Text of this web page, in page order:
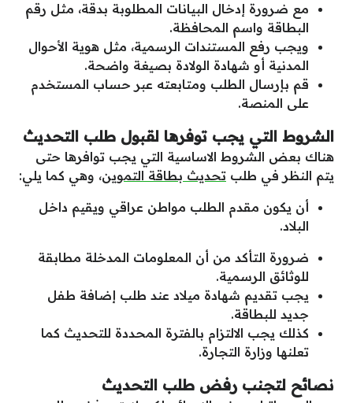
مع ضرورة إدخال البيانات المطلوبة بدقة، مثل رقم
البطاقة واسم المحافظة.
ويجب رفع المستندات الرسمية، مثل هوية الأحوال
المدنية أو شهادة الولادة بصيغة واضحة.
قم بإرسال الطلب ومتابعته عبر حساب المستخدم
على المنصة.
الشروط التي يجب توفرها لقبول طلب التحديث
هناك بعض الشروط الاساسية التي يجب توافرها حتى
يتم النظر في طلب تحديث بطاقة التموين، وهي كما يلي:
أن يكون مقدم الطلب مواطن عراقي ويقيم داخل
البلاد.
ضرورة التأكد من أن المعلومات المدخلة مطابقة
للوثائق الرسمية.
يجب تقديم شهادة ميلاد عند طلب إضافة طفل
جديد للبطاقة.
كذلك يجب الالتزام بالفترة المحددة للتحديث كما
تعلنها وزارة التجارة.
نصائح لتجنب رفض طلب التحديث